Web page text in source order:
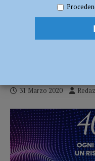
verifica per avere
Inps,
31 Marzo 2020